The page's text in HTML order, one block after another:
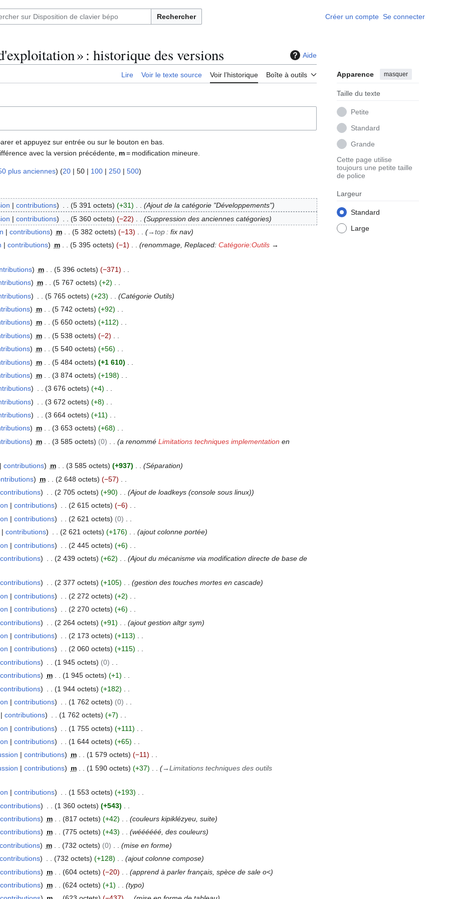
Rechercher Créer un compte Se connecter
» : historique des versions Aide
Lire Voir le texte source Voir l’historique Boîte à outils Apparence masquer
Taille du texte
Petite
Standard
Grande
Cette page utilise
toujours une petite taille
de police
Largeur
Standard
Large
et appuyez sur entrée ou sur le bouton en bas.
avec la version précédente, m= modification mineure.
plus anciennes) (20 | 50 | 100 | 250 | 500)
contributions 5 391 octets +31
Ajout de la catégorie "Développements"
contributions 5 360 octets −22
Suppression des anciennes catégories
contributions m 5 382 octets −13 →top: fix nav
contributions m 5 395 octets −1 renommage, Replaced: Catégorie:Outils→
m 5 396 octets
−371
m 5 767 octets
+2
5 765 octets +23
Catégorie Outils
m 5 742 octets
+92
m 5 650 octets
+112
m 5 538 octets
−2
m 5 540 octets
+56
m 5 484 octets
+1 610
m 3 874 octets
+198
3 676 octets
+4
3 672 octets
+8
3 664 octets
+11
m 3 653 octets
+68
m 3 585 octets 0 a renommé Limitations techniques implementation en
contributions m 3 585 octets +937
Séparation
m 2 648 octets
−57
contributions 2 705 octets +90
Ajout de loadkeys (console sous linux)
contributions 2 615 octets
−6
contributions 2 621 octets
0
contributions 2 621 octets +176
ajout colonne portée
contributions 2 445 octets
+6
contributions 2 439 octets +62
Ajout du mécanisme via modification directe de base de
contributions 2 377 octets +105
gestion des touches mortes en cascade
contributions 2 272 octets
+2
contributions 2 270 octets
+6
contributions 2 264 octets +91
ajout gestion altgr sym
contributions 2 173 octets
+113
contributions 2 060 octets
+115
contributions 1 945 octets
0
contributions m 1 945 octets
+1
contributions 1 944 octets
+182
contributions 1 762 octets
0
contributions 1 762 octets
+7
contributions 1 755 octets
+111
contributions 1 644 octets
+65
contributions m 1 579 octets
−11
contributions m 1 590 octets +37 →Limitations techniques des outils
contributions 1 553 octets
+193
contributions 1 360 octets
+543
contributions m 817 octets +42
couleurs kipiklézyeu, suite
contributions m 775 octets +43
wéééééé, des couleurs
contributions m 732 octets 0
mise en forme
contributions 732 octets +128
ajout colonne compose
contributions m 604 octets −20
apprend à parler français, spèce de sale o<
contributions m 624 octets +1
typo